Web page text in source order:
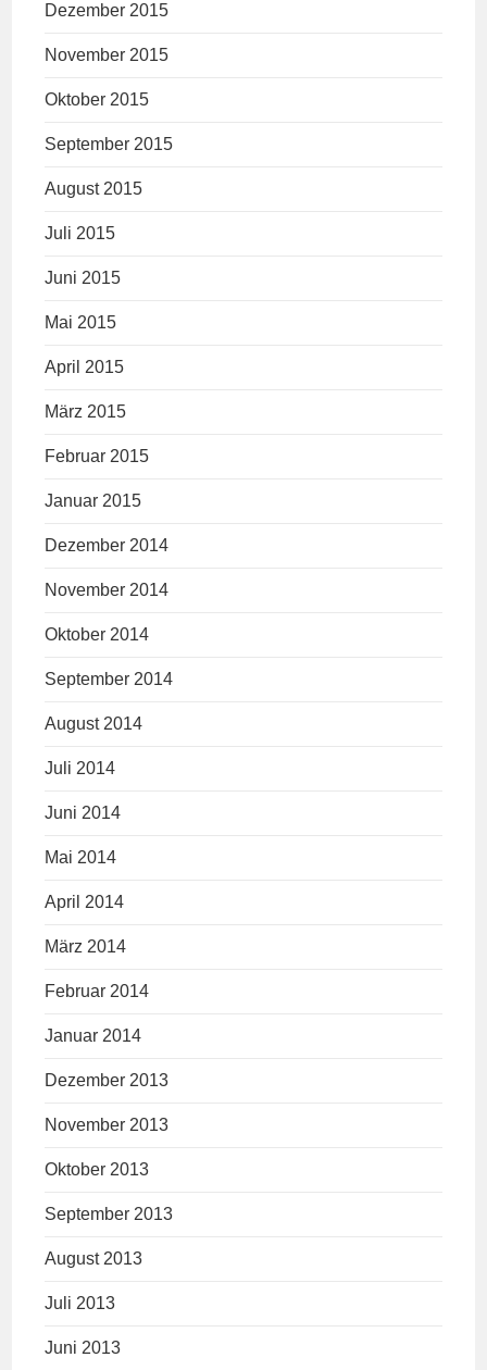
Dezember 2015
November 2015
Oktober 2015
September 2015
August 2015
Juli 2015
Juni 2015
Mai 2015
April 2015
März 2015
Februar 2015
Januar 2015
Dezember 2014
November 2014
Oktober 2014
September 2014
August 2014
Juli 2014
Juni 2014
Mai 2014
April 2014
März 2014
Februar 2014
Januar 2014
Dezember 2013
November 2013
Oktober 2013
September 2013
August 2013
Juli 2013
Juni 2013